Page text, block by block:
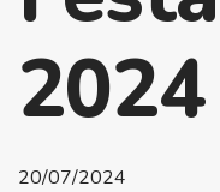
2024
20/07/2024